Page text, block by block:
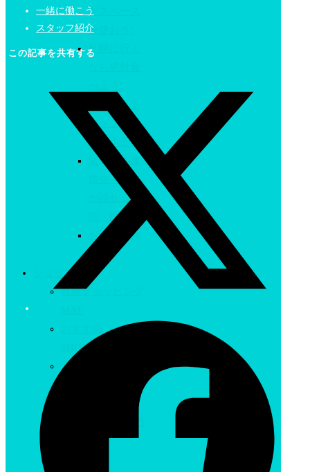
グスペース
を使おう!
札幌に行く
観光ガイド
マップが貰
えるホテル
緊急時の連
絡先・英語
が話せる病
院・医院
おたる水族
ショッピング
札幌ショッピング
SHOPPING情報
北海道のおみやげ
一緒に働こう
スタッフ紹介
この記事を共有する